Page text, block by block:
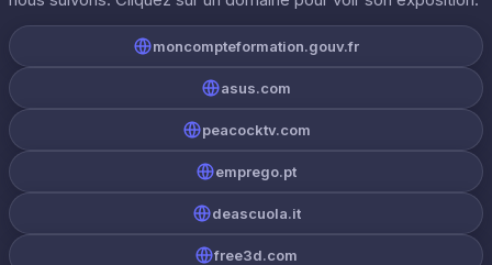
moncompteformation.gouv.fr
asus.com
peacocktv.com
emprego.pt
deascuola.it
free3d.com